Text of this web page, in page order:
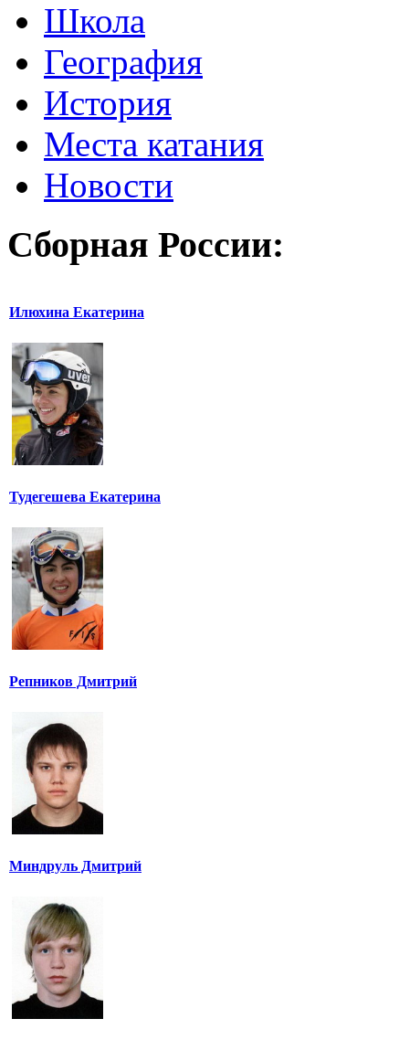
Школа
География
История
Места катания
Новости
Сборная России:
Илюхина Екатерина
Тудегешева Екатерина
Репников Дмитрий
Миндруль Дмитрий